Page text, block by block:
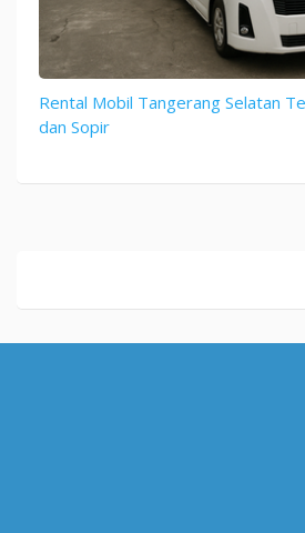
Rental Mobil Tangerang Selatan
dan Sopir